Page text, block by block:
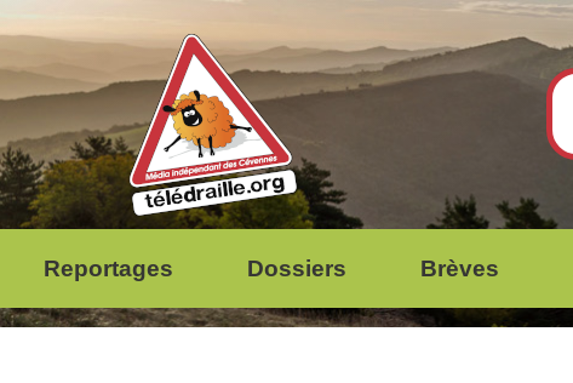
Reportages Dossiers Brèves